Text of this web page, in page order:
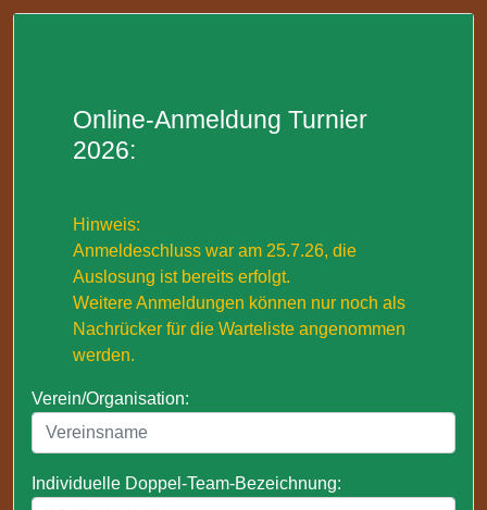
Online-Anmeldung Turnier
2026:
Hinweis:
Anmeldeschluss war am 25.7.26, die
Auslosung ist bereits erfolgt.
Weitere Anmeldungen können nur noch als
Nachrücker für die Warteliste angenommen
werden.
Verein/Organisation:
Individuelle Doppel-Team-Bezeichnung: